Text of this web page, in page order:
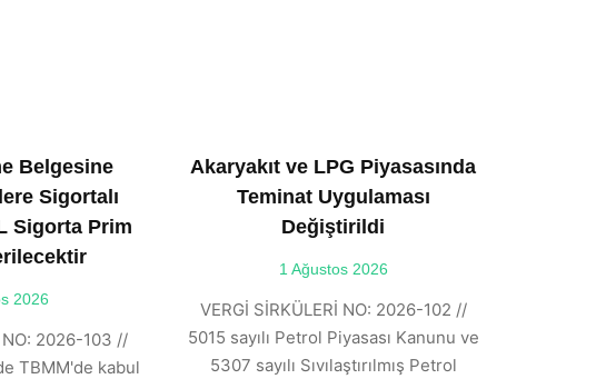
Belgesine
Sigortalı
Sigorta Prim
2026
NO: 2026-103 //
TBMM'de kabul
Akaryakıt ve LPG Piyasasında
Teminat Uygulaması
Değiştirildi
1 Ağustos 2026
VERGİ SİRKÜLERİ NO: 2026-102 //
5015 sayılı Petrol Piyasası Kanunu ve
5307 sayılı Sıvılaştırılmış Petrol